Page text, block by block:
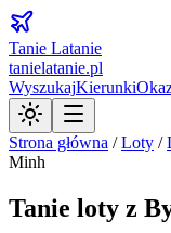
Tanie Latanie
tanielatanie.pl
WyszukajKierunki
Strona główna /Loty /
Minh
Tanie loty z